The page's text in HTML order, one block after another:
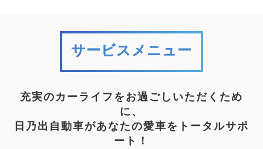
サービスメニュー
充実のカーライフをお過ごしいただくため
に、
日乃出自動車があなたの愛車をトータルサポ
ート！